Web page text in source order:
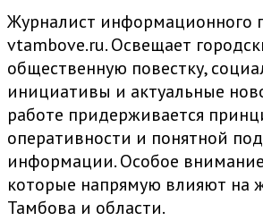
Журналист информационного
vtambove.ru. Освещает
общественную повестку,
инициативы и актуальные
работе придерживается
оперативности и понятной
информации. Особое
которые напрямую влияют на
Тамбова и области.